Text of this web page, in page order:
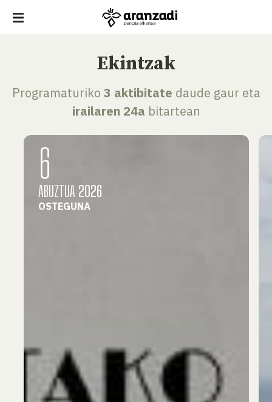
Ekintzak
Programaturiko 3 aktibitate daude gaur eta
irailaren 24a bitartean
6
ABUZTUA 2026
OSTEGUNA